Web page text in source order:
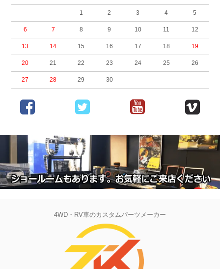
1 2 3 4 5
6 7 8 9 10 11 12
13 14 15 16 17 18 19
20 21 22 23 24 25 26
27 28 29 30
4WD・RV車のカスタムパーツメーカー